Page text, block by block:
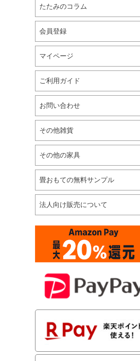
たたみのコラム
会員登録
マイページ
ご利用ガイド
お問い合わせ
その他雑貨
その他の家具
畳おもての無料サンプル
法人向け販売について
滑り止めシート付
¥3,190（税込）